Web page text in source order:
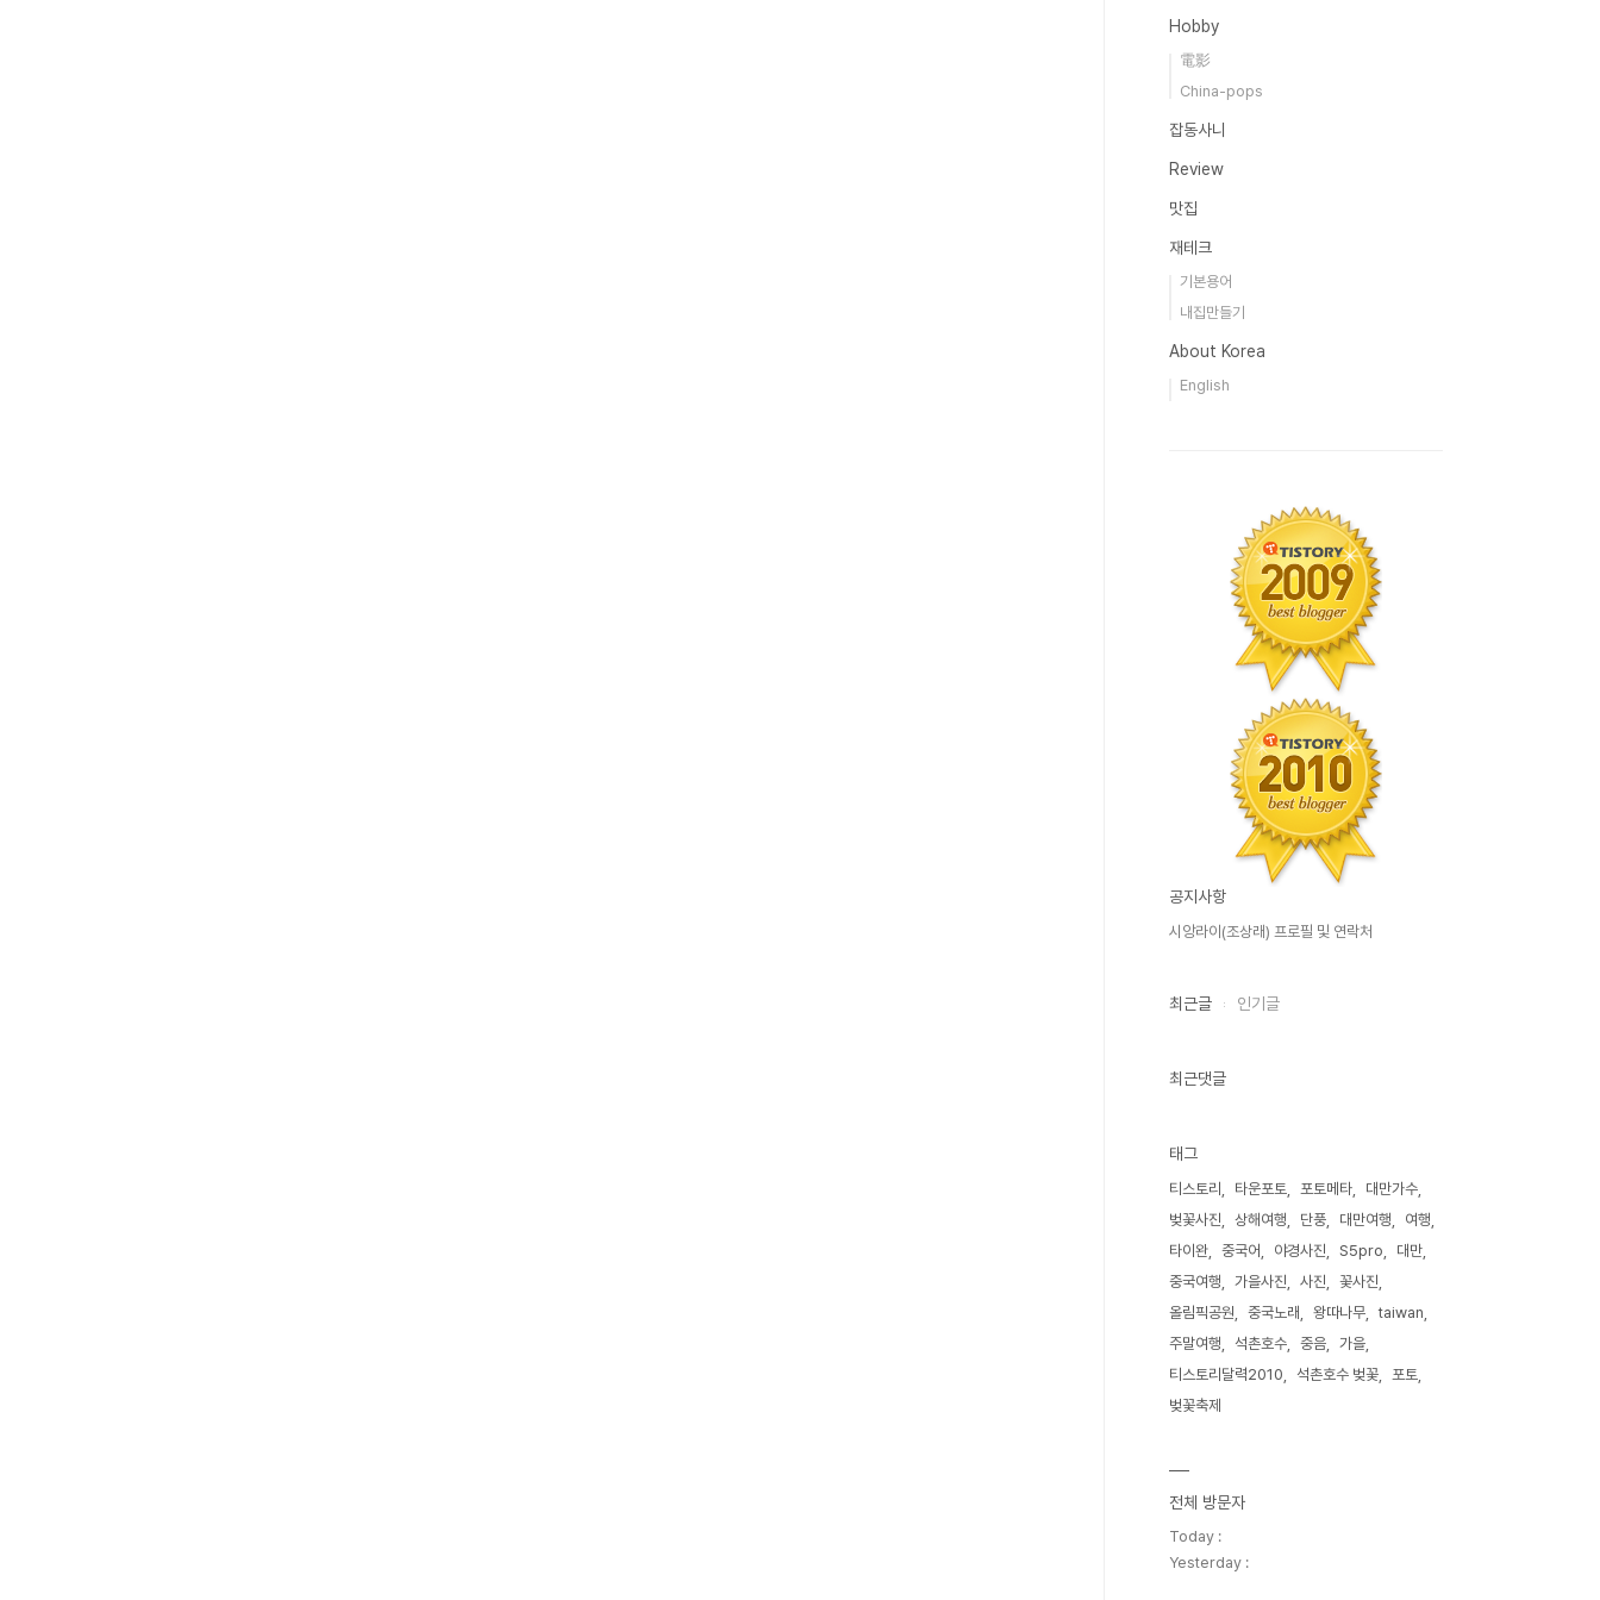
Hobby
電影
China-pops
잡동사니
Review
맛집
재테크
기본용어
내집만들기
About Korea
English
공지사항
시앙라이(조상래) 프로필 및 연락처
최근글 인기글
최근댓글
태그
티스토리 타운포토 포토메타
대만가수
벚꽃사진
상해여행 단풍 대만여행
여행
타이완
중국어 야경사진 S5pro
대만
중국여행
가을사진 사진
꽃사진
올림픽공원
중국노래 왕따나무
taiwan
주말여행
석촌호수 중음
가을
티스토리달력2010
석촌호수 벚꽃
포토
벚꽃축제
전체 방문자
Today :
Yesterday :